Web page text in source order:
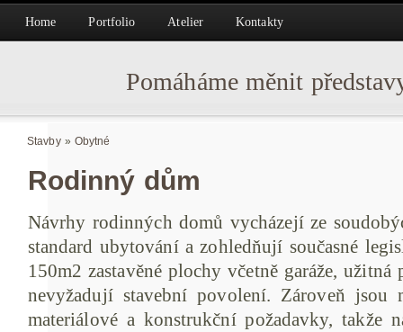
Home Portfolio Atelier Kontakty
Pomáháme měnit
Stavby» Obytné
Rodinný dům
Návrhy rodinných domů vycházejí ze
standard ubytování a zohledňují současné
150m2 zastavěné plochy včetně garáže,
nevyžadují stavební povolení. Zároveň jsou
materiálové a konstrukční požadavky, takže